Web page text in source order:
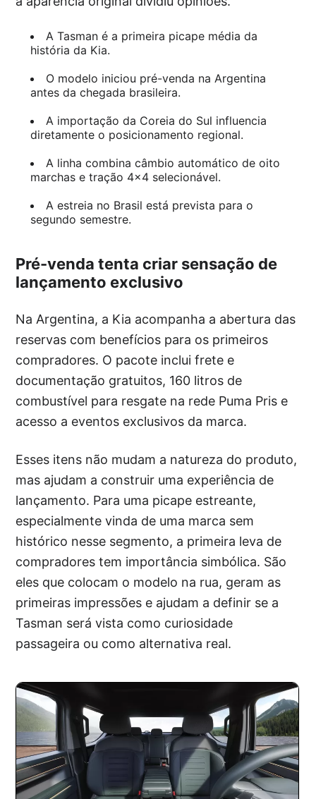
A Tasman é a primeira picape média da
história da Kia.
O modelo iniciou pré-venda na Argentina
antes da chegada brasileira.
A importação da Coreia do Sul influencia
diretamente o posicionamento regional.
A linha combina câmbio automático de oito
marchas e tração 4×4 selecionável.
A estreia no Brasil está prevista para o
segundo semestre.
Pré-venda tenta criar sensação de
lançamento exclusivo
Na Argentina, a Kia acompanha a abertura das
reservas com benefícios para os primeiros
compradores. O pacote inclui frete e
documentação gratuitos, 160 litros de
combustível para resgate na rede Puma Pris e
acesso a eventos exclusivos da marca.
Esses itens não mudam a natureza do produto,
mas ajudam a construir uma experiência de
lançamento. Para uma picape estreante,
especialmente vinda de uma marca sem
histórico nesse segmento, a primeira leva de
compradores tem importância simbólica. São
eles que colocam o modelo na rua, geram as
primeiras impressões e ajudam a definir se a
Tasman será vista como curiosidade
passageira ou como alternativa real.